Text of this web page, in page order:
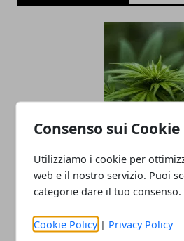
Consenso sui Cookie
Utilizziamo i cookie per
web e il nostro servizio. Puoi
categorie dare il tuo consenso.
Cookie Policy | Privacy Policy
undici quintali distrutti
12/09/2018